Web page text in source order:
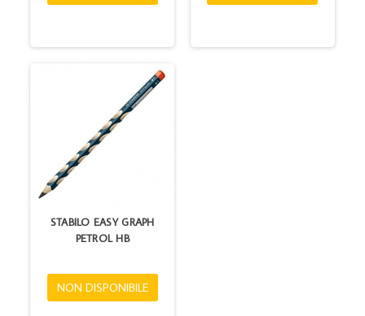
STABILO EASY GRAPH
PETROL HB
NON DISPONIBILE